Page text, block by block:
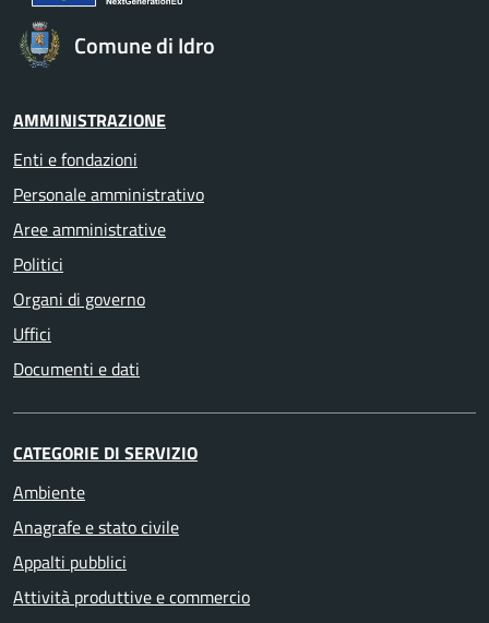
Comune di Idro
AMMINISTRAZIONE
Enti e fondazioni
Personale amministrativo
Aree amministrative
Politici
Organi di governo
Uffici
Documenti e dati
CATEGORIE DI SERVIZIO
Ambiente
Anagrafe e stato civile
Appalti pubblici
Attività produttive e commercio